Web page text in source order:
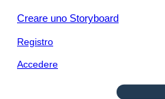
Creare uno Storyboard
Registro
Accedere